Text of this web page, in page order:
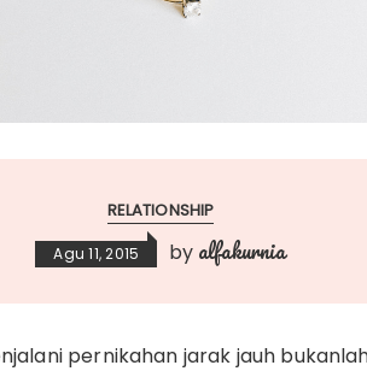
RELATIONSHIP
Agu 11, 2015 by alfakurnia
pernikahan jarak jauh